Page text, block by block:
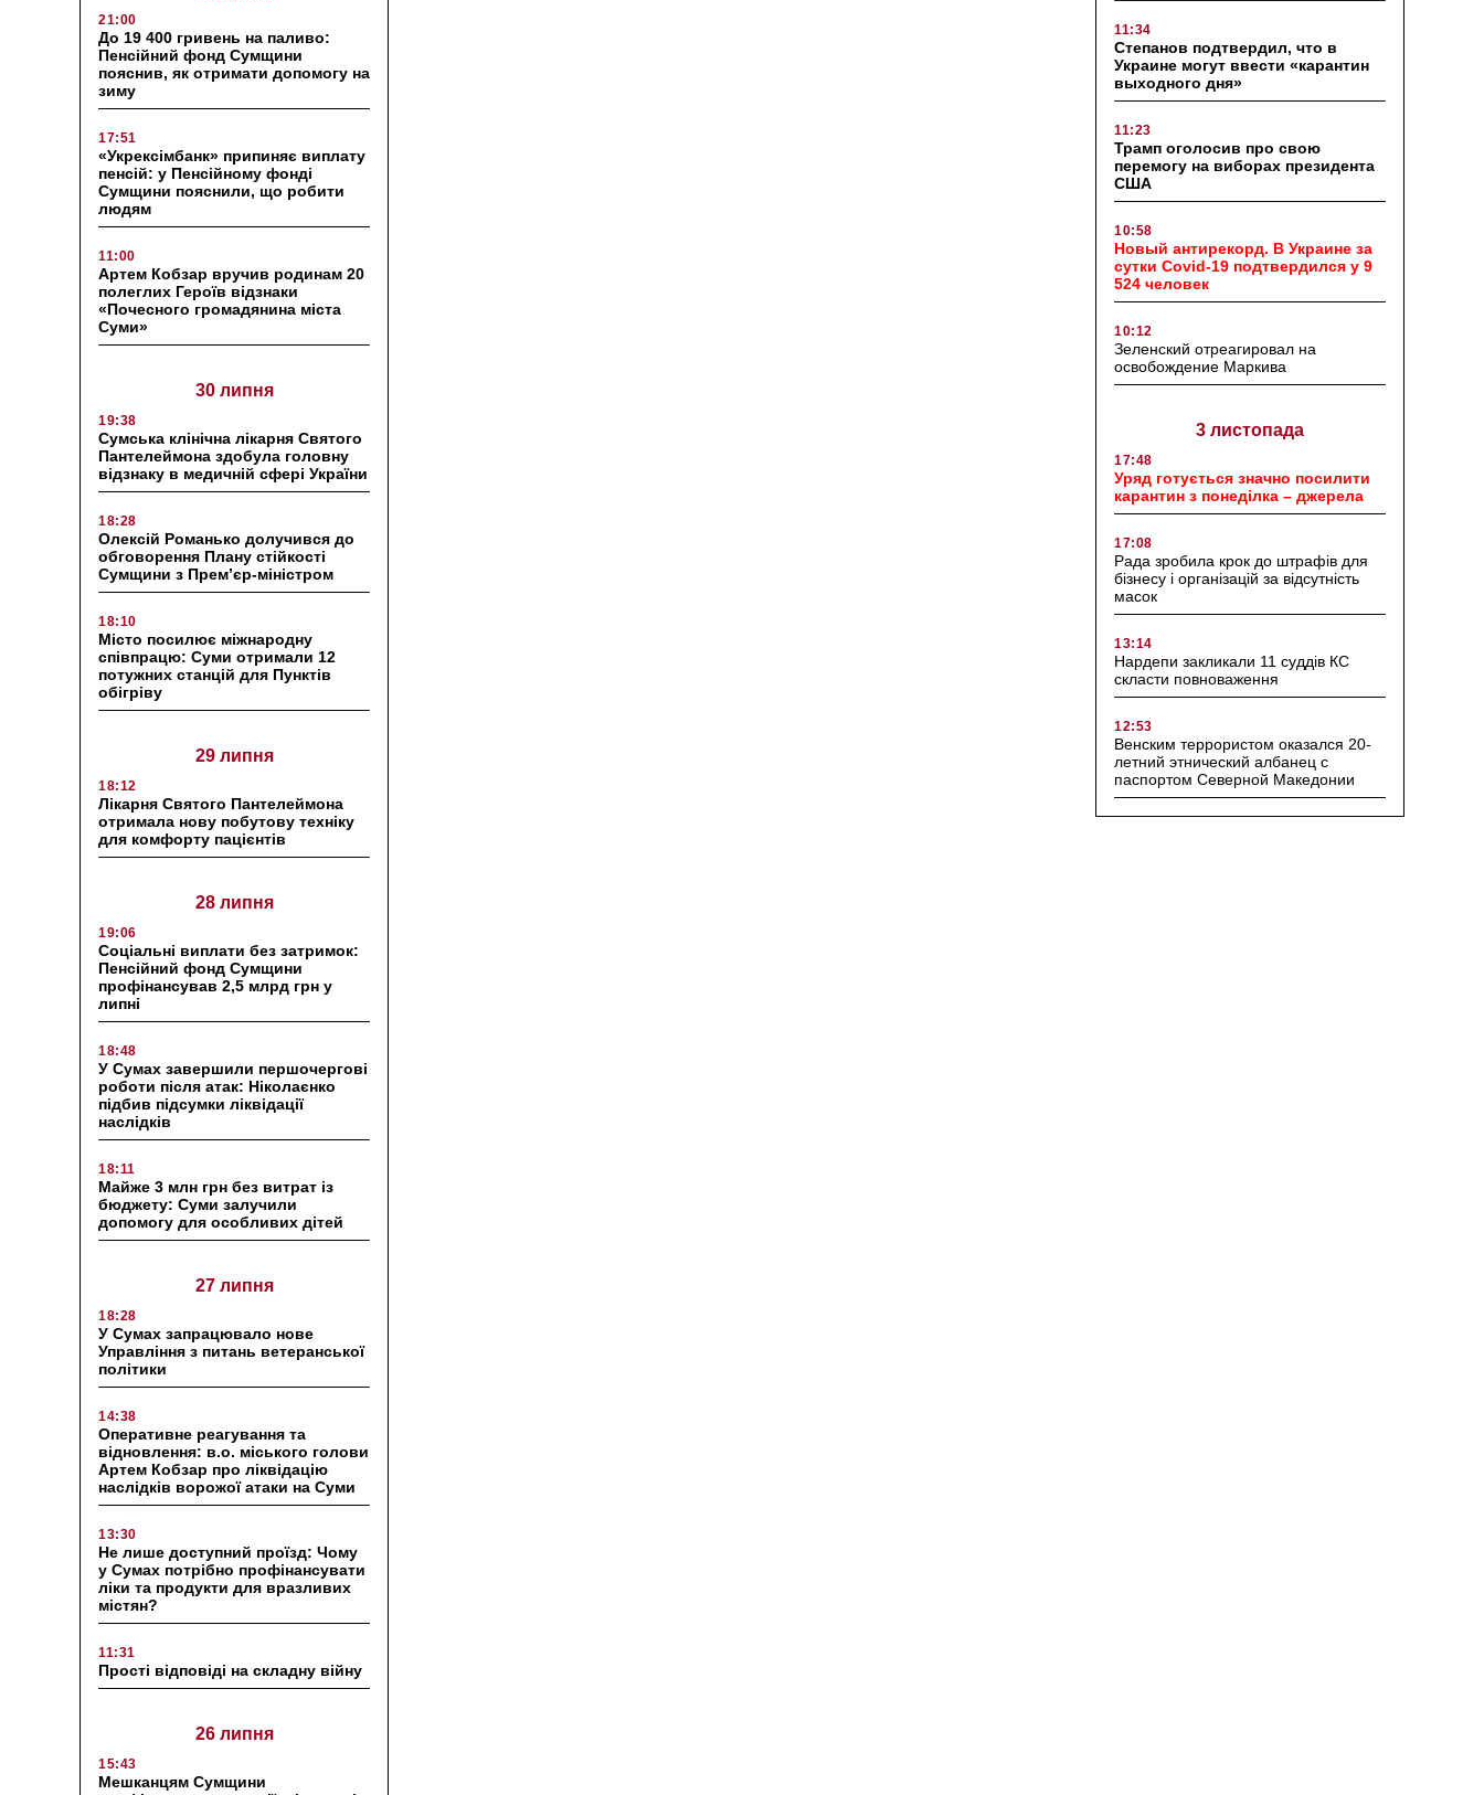
21:00
До 19 400 гривень на паливо:
Пенсійний фонд Сумщини
пояснив, як отримати допомогу на
зиму
17:51
«Укрексімбанк» припиняє виплату
пенсій: у Пенсійному фонді
Сумщини пояснили, що робити
людям
11:00
Артем Кобзар вручив родинам 20
полеглих Героїв відзнаки
«Почесного громадянина міста
Суми»
30 липня
19:38
Сумська клінічна лікарня Святого
Пантелеймона здобула головну
відзнаку в медичній сфері України
18:28
Олексій Романько долучився до
обговорення Плану стійкості
Сумщини з Прем’єр-міністром
18:10
Місто посилює міжнародну
співпрацю: Суми отримали 12
потужних станцій для Пунктів
обігріву
29 липня
18:12
Лікарня Святого Пантелеймона
отримала нову побутову техніку
для комфорту пацієнтів
28 липня
19:06
Соціальні виплати без затримок:
Пенсійний фонд Сумщини
профінансував 2,5 млрд грн у
липні
18:48
У Сумах завершили першочергові
роботи після атак: Ніколаєнко
підбив підсумки ліквідації
наслідків
18:11
Майже 3 млн грн без витрат із
бюджету: Суми залучили
допомогу для особливих дітей
27 липня
18:28
У Сумах запрацювало нове
Управління з питань ветеранської
політики
14:38
Оперативне реагування та
відновлення: в.о. міського голови
Артем Кобзар про ліквідацію
наслідків ворожої атаки на Суми
13:30
Не лише доступний проїзд: Чому
у Сумах потрібно профінансувати
ліки та продукти для вразливих
містян?
11:31
Прості відповіді на складну війну
26 липня
15:43
Мешканцям Сумщини
11:34
Степанов подтвердил, что в
Украине могут ввести «карантин
выходного дня»
11:23
Трамп оголосив про свою
перемогу на виборах президента
США
10:58
Новый антирекорд. В Украине за
сутки Covid-19 подтвердился у 9
524 человек
10:12
Зеленский отреагировал на
освобождение Маркива
3 листопада
17:48
Уряд готується значно посилити
карантин з понеділка – джерела
17:08
Рада зробила крок до штрафів для
бізнесу і організацій за відсутність
масок
13:14
Нардепи закликали 11 суддів КС
скласти повноваження
12:53
Венским террористом оказался 20-
летний этнический албанец с
паспортом Северной Македонии